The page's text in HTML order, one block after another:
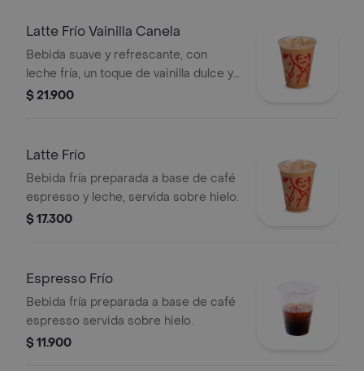
Latte Frío Vainilla Canela
Bebida suave y refrescante, con
leche fría, un toque de vainilla dulce y
un leve sabor especiado de canela,
$ 21.900
Latte Frío
Bebida fría preparada a base de café
espresso y leche, servida sobre hielo.
$ 17.300
Espresso Frío
Bebida fría preparada a base de café
espresso servida sobre hielo.
$ 11.900